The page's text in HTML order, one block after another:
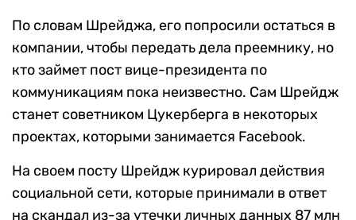
По словам Шрейджа, его попросили остаться в
компании, чтобы передать дела преемнику, но
кто займет пост вице-президента по
коммуникациям пока неизвестно. Сам Шрейдж
станет советником Цукерберга в некоторых
проектах, которыми занимается Facebook.
На своем посту Шрейдж курировал действия
социальной сети, которые принимали в ответ
на скандал из-за утечки личных данных 87 млн